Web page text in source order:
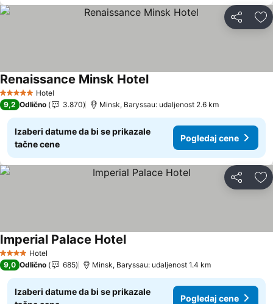
Deli
5 ZvezdiceHotel
Renaissance Minsk Hotel
9,2 Odlično 3.870 Minsk, Baryssau: udaljenost 2.6 km
Izaberi datume da bi se prikazale
tačne cene
Pogledaj cene
Deli
4 ZvezdiceHotel
Imperial Palace Hotel
9,0 Odlično 685 Minsk, Baryssau: udaljenost 1.4 km
Izaberi datume da bi se prikazale
Pogledaj cene